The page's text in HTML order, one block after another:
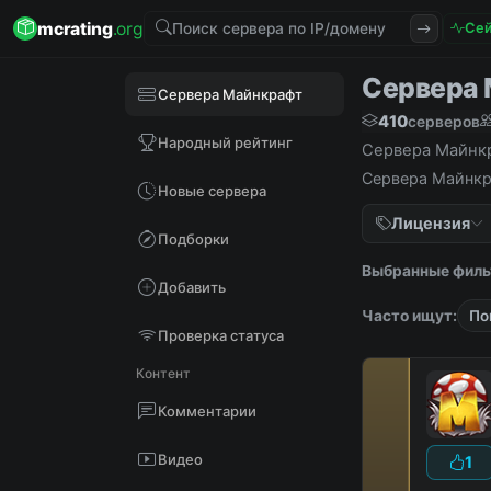
mcrating.org
Сервера Майнкрафт
Народный рейтинг
Новые сервера
Подборки
Добавить
Проверка статуса
Контент
Комментарии
Видео
Сервера
410серверов
Сервера
Сервера
Лицензия
Выбранные
Часто ищут:
1